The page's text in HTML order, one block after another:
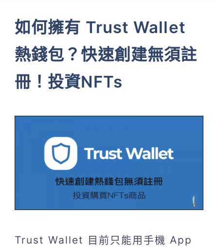
如何擁有 Trust Wallet
熱錢包？快速創建無須註
冊！投資NFTs
Trust Wallet 目前只能用手機 App